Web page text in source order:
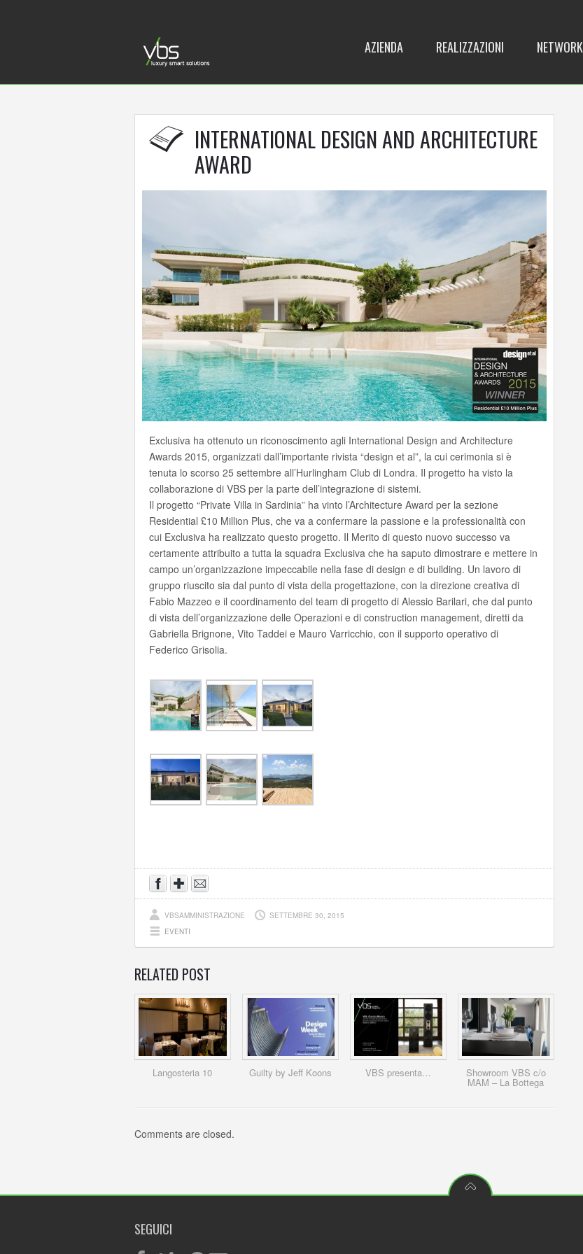
AZIENDA REALIZZAZIONI NETWORK
INTERNATIONAL DESIGN AND ARCHITECTURE
AWARD
Exclusiva ha ottenuto un riconoscimento agli International Design and Architecture
Awards 2015, organizzati dall’importante rivista “design et al”, la cui cerimonia si è
tenuta lo scorso 25 settembre all’Hurlingham Club di Londra. Il progetto ha visto la
collaborazione di VBS per la parte dell’integrazione di sistemi.
Il progetto “Private Villa in Sardinia” ha vinto l’Architecture Award per la sezione
Residential £10 Million Plus, che va a confermare la passione e la professionalità con
cui Exclusiva ha realizzato questo progetto. Il Merito di questo nuovo successo va
certamente attribuito a tutta la squadra Exclusiva che ha saputo dimostrare e mettere in
campo un’organizzazione impeccabile nella fase di design e di building. Un lavoro di
gruppo riuscito sia dal punto di vista della progettazione, con la direzione creativa di
Fabio Mazzeo e il coordinamento del team di progetto di Alessio Barilari, che dal punto
di vista dell’organizzazione delle Operazioni e di construction management, diretti da
Gabriella Brignone, Vito Taddei e Mauro Varricchio, con il supporto operativo di
Federico Grisolia.
VBSAMMINISTRAZIONE
SETTEMBRE 30, 2015
EVENTI
RELATED POST
Langosteria 10 Guilty by Jeff Koons VBS presenta… Showroom VBS c/o
MAM – La Bottega
Comments are closed.
SEGUICI